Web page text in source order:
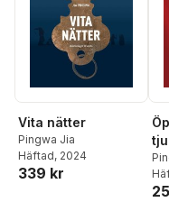
Vita nätter
Pingwa Jia
Häftad, 2024
339 kr